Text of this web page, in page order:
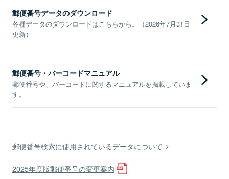
郵便番号データのダウンロード
各種データのダウンロードはこちらから。（2026年7月31日
更新）
郵便番号・バーコードマニュアル
郵便番号や、バーコードに関するマニュアルを掲載していま
す。
郵便番号検索に使用されているデータについて
2025年度版郵便番号の変更案内